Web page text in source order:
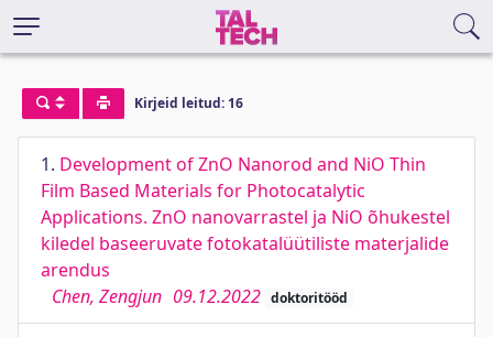
Kirjeid leitud: 16
1. Development of ZnO Nanorod and NiO Thin
Film Based Materials for Photocatalytic
Applications. ZnO nanovarrastel ja NiO õhukestel
kiledel baseeruvate fotokatalüütiliste materjalide
arendus
Chen, Zengjun 09.12.2022 doktoritööd